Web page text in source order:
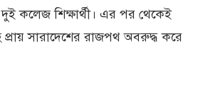
কলেজ শিক্ষার্থী। এর পর থেকেই
প্রায় সারাদেশের রাজপথ অবরুদ্ধ করে